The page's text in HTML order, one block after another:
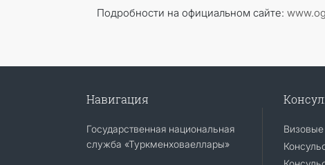
Подробности на официальном сайте:
Навигация
Государственная национальная
служба «Туркменховаеллары»